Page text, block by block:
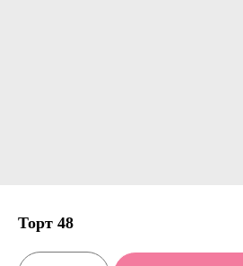
Торт 48